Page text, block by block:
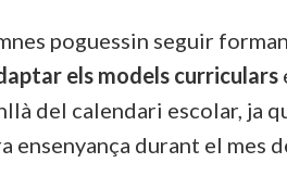
poguessin seguir
els models curriculars
del calendari escolar, ja
durant el mes